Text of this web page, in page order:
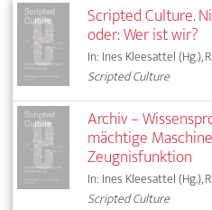
Scripted Culture.
oder: Wer ist wir?
In: Ines Kleesattel (Hg.),
Scripted Culture
Archiv –
mächtige
Zeugnisfunktion
In: Ines Kleesattel (Hg.),
Scripted Culture